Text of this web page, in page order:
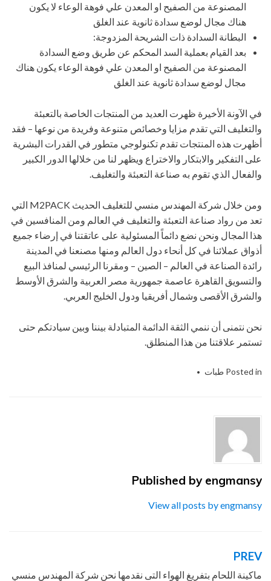
المصنوعة من الصفيح او المعدن علي فوهة الوعاء لا يكون
هناك مجال لوضع سدادة ثانوية عند الغلق
البطانة السدادة ذات الشريحة المزدوجة:
بعد القيام بعملية السد المحكم عن طريق وضع السدادة
المصنوعة من الصفيح او المعدن علي فوهة الوعاء يكون هناك
مجال لوضع سدادة ثانوية عند الغلق
في الآونة الأخيرة ظهرت العديد من المنتجات الخاصة بالتعبئة
والتغليف التي تقدم مزايا وخصائص متنوعة وفريدة من نوعها – فقد
أظهرت هذه المنتجات تقدم تكنولوجي متطور في القدرات البشرية
على التفكير والابتكار والاختراع ويظهر لنا من خلالها الدور الكبير
والفعال الذي تقوم به صناعة التعبئة والتغليف.
ومن خلال شركة المهندس منسي للتغليف الحديث M2PACK التي
تعد من رواد صناعة التعبئة والتغليف في العالم ومن المنافسين في
هذا المجال ونحن نضع دائماً المسئولية على عاتقتنا في إرضاء جميع
أذواق عملائنا في كل أنحاء دول العالم ومنها مصنعنا في المدينة
رائدة الصناعة في العالم – الصين – ومقرنا الرئيسي لمنافذ البيع
والتسويق القاهرة عاصمة جمهورية مصر العربية والشرق الأوسط
والشرق الأقصى وشمال أفريقيا ودول الخليج العربي.
نحن نتمنى أن ننمي الثقة الدائمة المتبادلة بيننا وبين سيادتكم حتى
تستمر علاقتنا من هذا المنطلق.
Posted in طبات
Published by engmansy
View all posts by engmansy
تصفّح
PREV
ماكينة اللحام بتفريغ الهواء التى نقدمها نحن شركة المهندس منسي